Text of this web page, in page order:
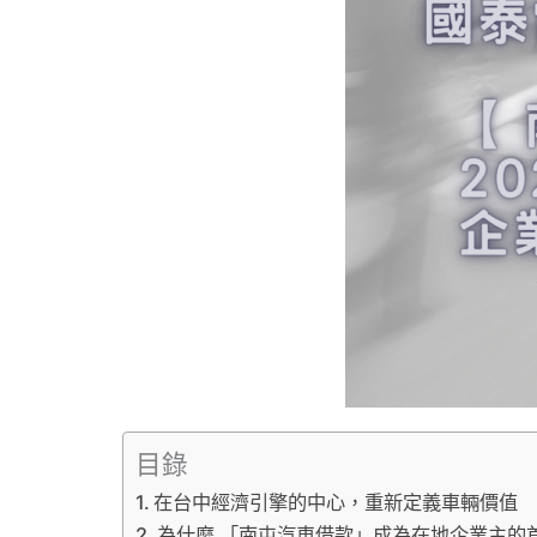
目錄
在台中經濟引擎的中心，重新定義車輛價值